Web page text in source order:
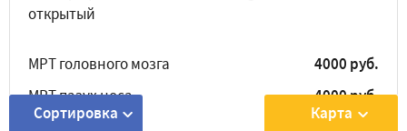
Сортировка Карта
открытый
МРТ головного мозга
4000 руб.
МРТ пазух носа
4000 руб.